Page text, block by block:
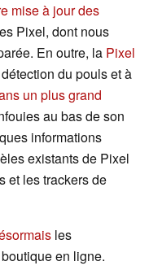
mise à jour des
Pixel, dont nous
En outre, la Pixel
du pouls et à
un plus grand
au bas de son
informations
existants de Pixel
et les trackers de
les
en ligne.